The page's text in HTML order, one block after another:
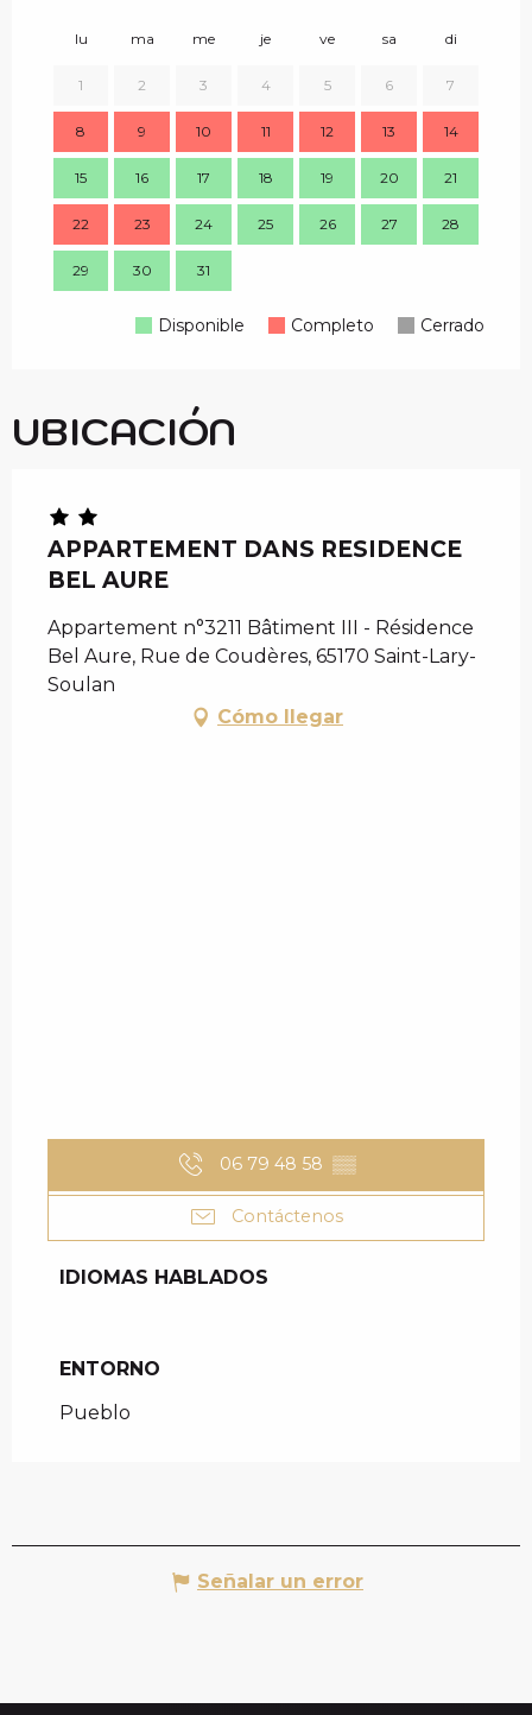
lu ma me je ve sa di
1 2 3 4 5 6 7
8 9 10 11 12 13 14
15 16 17 18 19 20 21
22 23 24 25 26 27 28
29 30 31
Disponible Completo Cerrado
UBICACIÓN
APPARTEMENT DANS RESIDENCE
BEL AURE
Appartement n°3211 Bâtiment III - Résidence
Bel Aure, Rue de Coudères, 65170 Saint-Lary-
Soulan
Cómo llegar
06 79 48 58 ▒▒
Contáctenos
IDIOMAS HABLADOS
IDIOMAS HABLADOS
ENTORNO
ENTORNO
Pueblo
Señalar un error